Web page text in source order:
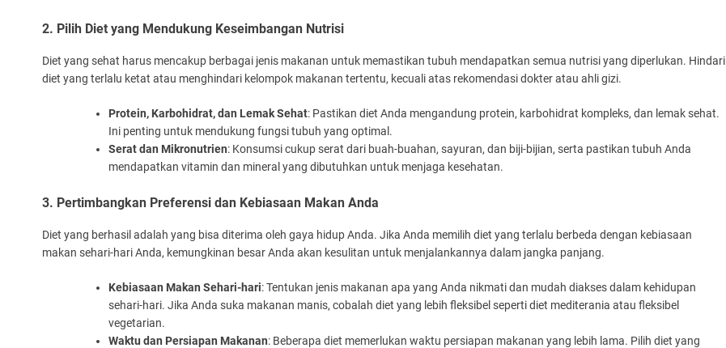
2. Pilih Diet yang Mendukung Keseimbangan Nutrisi
Diet yang sehat harus mencakup berbagai jenis makanan untuk memastikan tubuh mendapatkan semua nutrisi yang diperlukan. Hindari
diet yang terlalu ketat atau menghindari kelompok makanan tertentu, kecuali atas rekomendasi dokter atau ahli gizi.
Protein, Karbohidrat, dan Lemak Sehat: Pastikan diet Anda mengandung protein, karbohidrat kompleks, dan lemak sehat.
Ini penting untuk mendukung fungsi tubuh yang optimal.
Serat dan Mikronutrien: Konsumsi cukup serat dari buah-buahan, sayuran, dan biji-bijian, serta pastikan tubuh Anda
mendapatkan vitamin dan mineral yang dibutuhkan untuk menjaga kesehatan.
3. Pertimbangkan Preferensi dan Kebiasaan Makan Anda
Diet yang berhasil adalah yang bisa diterima oleh gaya hidup Anda. Jika Anda memilih diet yang terlalu berbeda dengan kebiasaan
makan sehari-hari Anda, kemungkinan besar Anda akan kesulitan untuk menjalankannya dalam jangka panjang.
Kebiasaan Makan Sehari-hari: Tentukan jenis makanan apa yang Anda nikmati dan mudah diakses dalam kehidupan
sehari-hari. Jika Anda suka makanan manis, cobalah diet yang lebih fleksibel seperti diet mediterania atau fleksibel
vegetarian.
Waktu dan Persiapan Makanan: Beberapa diet memerlukan waktu persiapan makanan yang lebih lama. Pilih diet yang